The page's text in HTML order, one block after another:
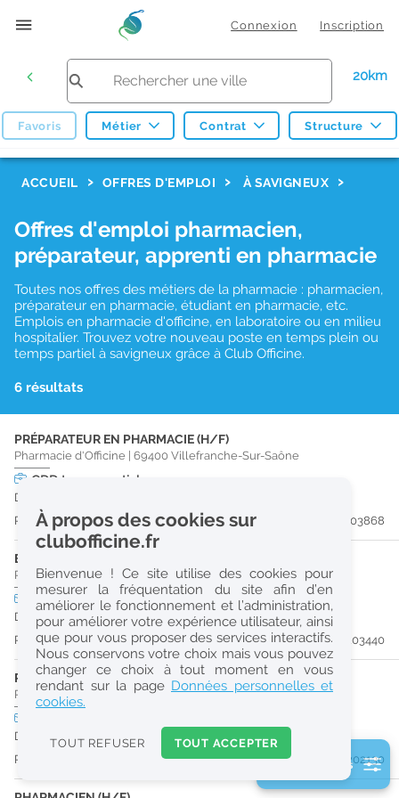
Connexion Inscription
20km
Favoris Métier Contrat Structure
Réinitialiser
2
0
k
Consulter les offres de la France d'outre-mer
ACCUEIL OFFRES D'EMPLOI À SAVIGNEUX
Offres d'emploi pharmacien,
préparateur, apprenti en pharmacie
Toutes nos offres des métiers de la pharmacie : pharmacien,
préparateur en pharmacie, étudiant en pharmacie, etc.
Emplois en pharmacie d'officine, en laboratoire ou en milieu
hospitalier. Trouvez votre nouveau poste en temps plein ou
temps partiel à savigneux grâce à Club Officine.
6 résultats
PRÉPARATEUR EN PHARMACIE (H/F)
Pharmacie d'Officine 69400 Villefranche-Sur-Saône
CDD temps partiel
Du 31/08/26 au 30/12/26
Publiée il y a 8 jour(s)
#203868
ETUDIANT EN PHARMACIE (H/F)
Pharmacie d'Officine|69400 Villefranche-Sur-Saône
CDD temps partiel
Du 30/08/26 au 28/12/26
Publiée il y a 13 jour(s)
#203440
PRÉPARATEUR EN PHARMACIE (H/F)
Pharmacie d'Officine 01400 Châtillon-Sur-Chalaronne
Dès que possible
Publiée il y a 31 jour(s)
#202130
2 filtre(s) actifs
À propos des cookies sur
clubofficine.fr
Bienvenue ! Ce site utilise des cookies pour
mesurer la fréquentation du site afin d’en
améliorer le fonctionnement et l’administration,
pour améliorer votre expérience utilisateur, ainsi
que pour vous proposer des services interactifs.
Nous conservons votre choix mais vous pouvez
changer ce choix à tout moment en vous
rendant sur la page Données personnelles et
cookies.
TOUT REFUSER TOUT ACCEPTER